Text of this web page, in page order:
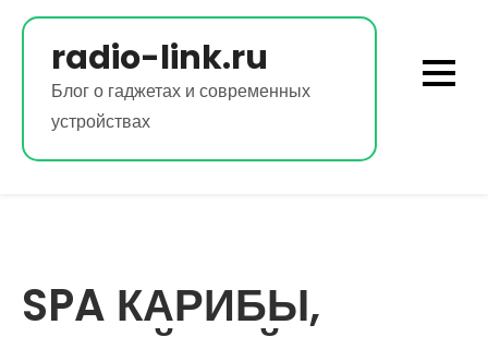
Перейти
содержимомуradio-link.ru
Блог о гаджетах и современных
устройствах
SPA КАРИБЫ,